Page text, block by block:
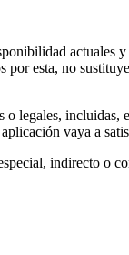
actuales
esta, no
legales,
vaya a
indirecto o